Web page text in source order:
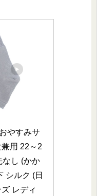
やすみサ
用 22～2
なし (かか
シルク (日
レディ